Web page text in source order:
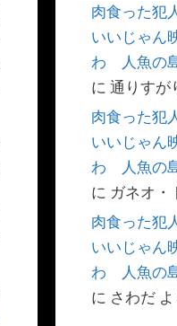
肉食った犯
いいじゃん
わ 人魚の
に 通りすが
肉食った犯
いいじゃん
わ 人魚の
に ガネオ・
肉食った犯
いいじゃん
わ 人魚の
に さわだ よ